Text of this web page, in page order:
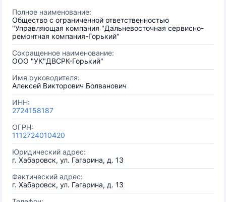
Полное наименование:
Общество с ограниченной ответственностью
"Управляющая компания "Дальневосточная сервисно-
ремонтная компания-Горький"
Сокращенное наименование:
ООО "УК"ДВСРК-Горький"
Имя руководителя:
Алексей Викторович Болванович
ИНН:
2724158187
ОГРН:
1112724010420
Юридический адрес:
г. Хабаровск, ул. Гагарина, д. 13
Фактический адрес:
г. Хабаровск, ул. Гагарина, д. 13